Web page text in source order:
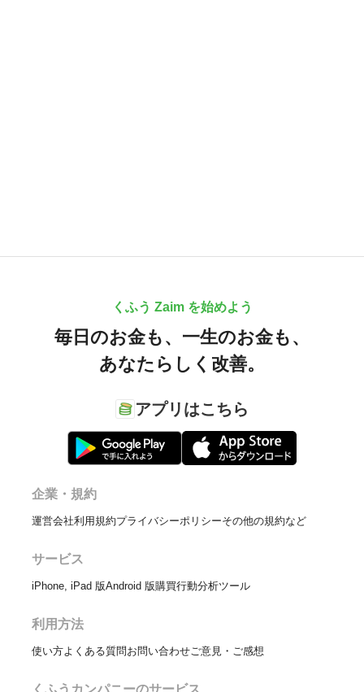
くふう Zaim を始めよう
毎日のお金も、 一生のお金も、
あなたらしく改善。
アプリはこちら
企業・規約
運営会社利用規約プライバシーポリシーその他の規約など
サービス
iPhone, iPad 版Android 版購買行動分析ツール
利用方法
使い方よくある質問お問い合わせご意見・ご感想
くふうカンパニーのサービス